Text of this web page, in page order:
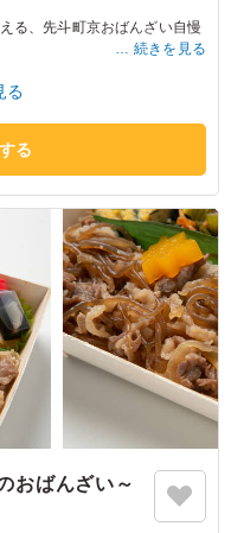
る、先斗町京おばんざい自慢
肉の旨みをより一層お楽しみ
属のタルタルソースと合わせ
ロース、アスパラ豚巻き、丁
揚げなどを彩り豊かに詰め込
がらお楽しみいただけます。
、味わいに奥行きと華やかさ
喜ばれる特別な一折です。
続きを見る
る
る
おばんざい～